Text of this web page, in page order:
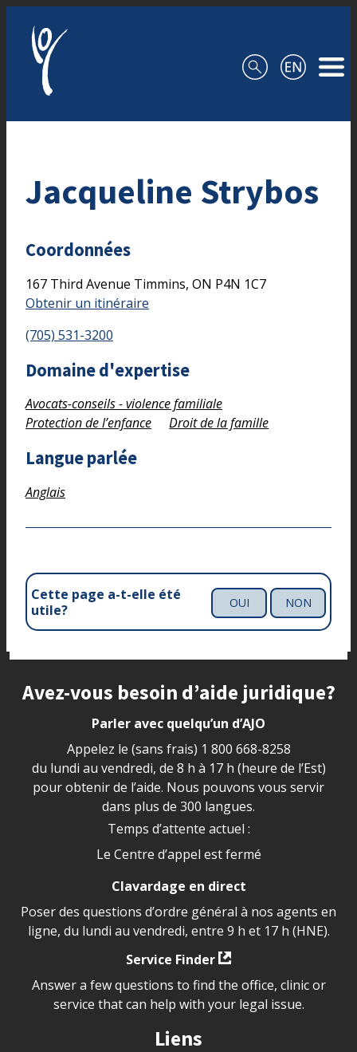
Jacqueline Strybos
Coordonnées
167 Third Avenue Timmins, ON P4N 1C7
Obtenir un itinéraire
(705) 531-3200
Domaine d'expertise
Avocats-conseils - violence familiale
Protection de l’enfance
Droit de la famille
Langue parlée
Anglais
Cette page a-t-elle été
utile?
OUI NON
Site footer
Avez-vous besoin d’aide juridique?
Parler avec quelqu’un d’AJO
Appelez le (sans frais) 1 800 668-8258
du lundi au vendredi, de 8 h à 17 h (heure de l’Est)
pour obtenir de l’aide. Nous pouvons vous servir
dans plus de 300 langues.
Temps d’attente actuel :
Le Centre d’appel est fermé
Clavardage en direct
Poser des questions d’ordre général à nos agents en
ligne, du lundi au vendredi, entre 9 h et 17 h (HNE).
Service Finder
Answer a few questions to find the office, clinic or
service that can help with your legal issue.
Liens